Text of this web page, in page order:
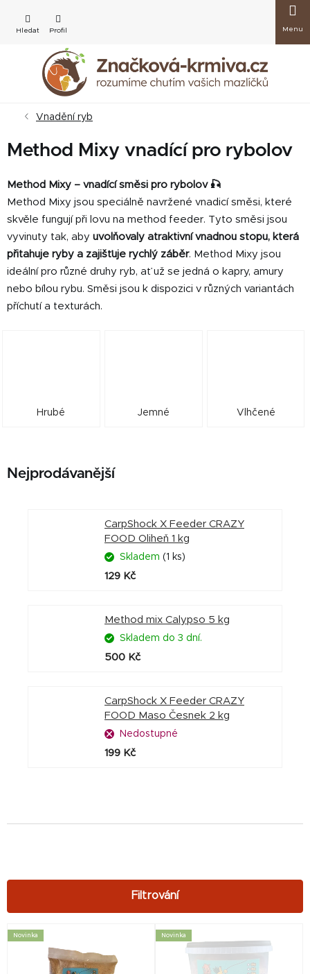
obsah
košík
Vnadění ryb
Method Mixy vnadící pro rybolov
Method Mixy – vnadící směsi pro rybolov 🎣
Method Mixy jsou speciálně navržené vnadicí směsi, které
skvěle fungují při lovu na method feeder. Tyto směsi jsou
vyvinuty tak, aby uvolňovaly atraktivní vnadnou stopu, která
přitahuje ryby a zajišťuje rychlý záběr. Method Mixy jsou
ideální pro různé druhy ryb, ať už se jedná o kapry, amury
nebo bílou rybu. Směsi jsou k dispozici v různých variantách
příchutí a texturách.
Hrubé Jemné Vlhčené
Nejprodávanější
CarpShock X Feeder CRAZY
FOOD Oliheň 1 kg
Skladem (1 ks)
129 Kč
Method mix Calypso 5 kg
Skladem do 3 dní.
500 Kč
CarpShock X Feeder CRAZY
FOOD Maso Česnek 2 kg
Nedostupné
199 Kč
VNovinka Novinka